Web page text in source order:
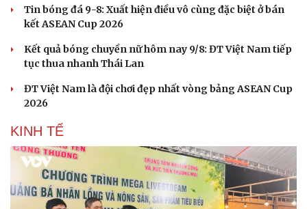
Tin bóng đá 9-8: Xuất hiện điều vô cùng đặc biệt ở bán
kết ASEAN Cup 2026
Kết quả bóng chuyền nữ hôm nay 9/8: ĐT Việt Nam tiếp
tục thua nhanh Thái Lan
ĐT Việt Nam là đội chơi đẹp nhất vòng bảng ASEAN Cup
2026
KINH TẾ